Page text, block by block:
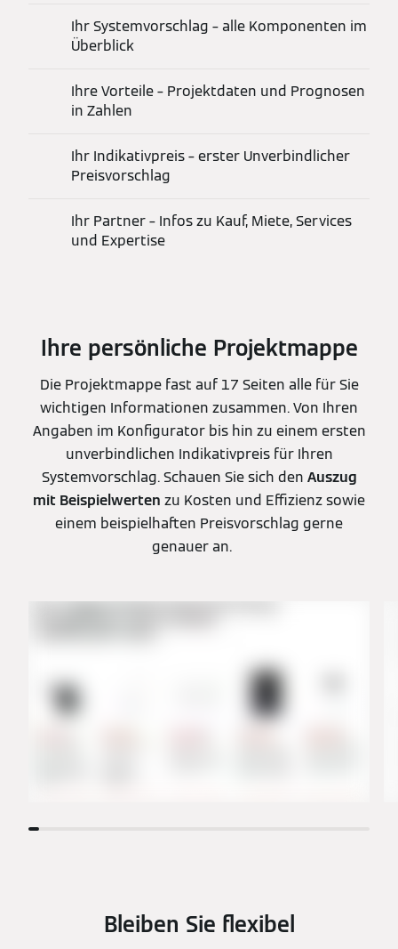
Ihr Systemvorschlag – alle Komponenten im
Überblick
Ihre Vorteile – Projektdaten und Prognosen
in Zahlen
Ihr Indikativpreis – erster Unverbindlicher
Preisvorschlag
Ihr Partner – Infos zu Kauf, Miete, Services
und Expertise
Ihre persönliche Projektmappe
Die Projektmappe fast auf 17 Seiten alle für Sie
wichtigen Informationen zusammen. Von Ihren
Angaben im Konfigurator bis hin zu einem ersten
unverbindlichen Indikativpreis für Ihren
Systemvorschlag. Schauen Sie sich den Auszug
mit Beispielwerten zu Kosten und Effizienz sowie
einem beispielhaften Preisvorschlag gerne
genauer an.
Bleiben Sie flexibel